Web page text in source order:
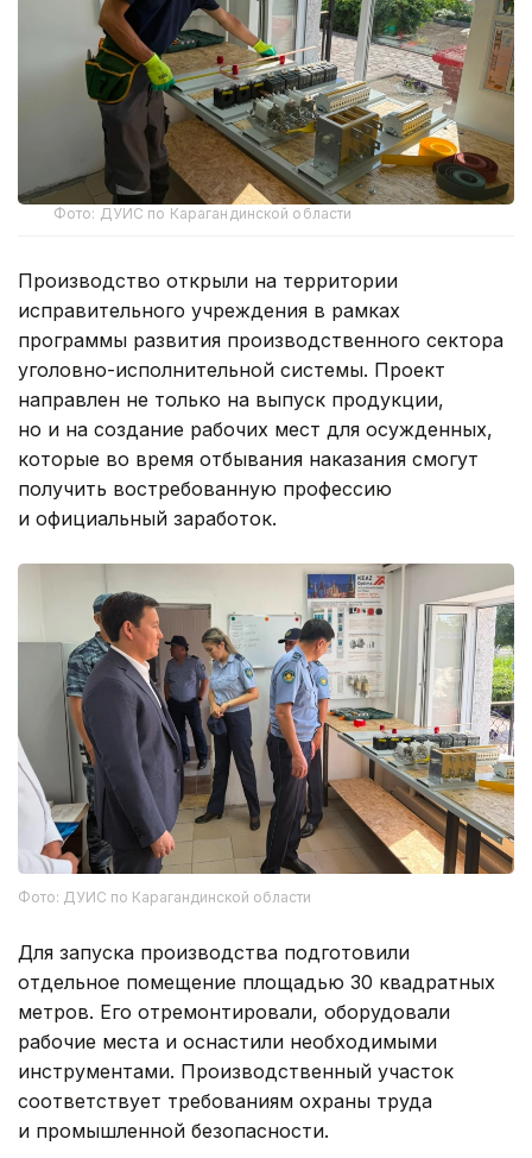
Фото: ДУИС по Карагандинской области
Производство открыли на территории
исправительного учреждения в рамках
программы развития производственного сектора
уголовно-исполнительной системы. Проект
направлен не только на выпуск продукции,
но и на создание рабочих мест для осужденных,
которые во время отбывания наказания смогут
получить востребованную профессию
и официальный заработок.
Фото: ДУИС по Карагандинской области
Для запуска производства подготовили
отдельное помещение площадью 30 квадратных
метров. Его отремонтировали, оборудовали
рабочие места и оснастили необходимыми
инструментами. Производственный участок
соответствует требованиям охраны труда
и промышленной безопасности.